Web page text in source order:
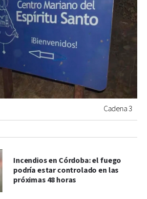
Cadena 3
Incendios en Córdoba: el fuego
podría estar controlado en las
próximas 48 horas